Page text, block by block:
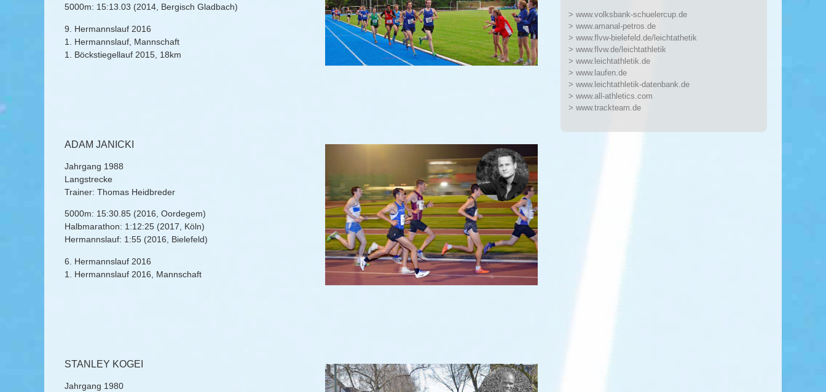
5000m: 15:13.03 (2014, Bergisch Gladbach)
9. Hermannslauf 2016
1. Hermannslauf, Mannschaft
1. Böckstiegellauf 2015, 18km
ADAM JANICKI
Jahrgang 1988
Langstrecke
Trainer: Thomas Heidbreder
5000m: 15:30.85 (2016, Oordegem)
Halbmarathon: 1:12:25 (2017, Köln)
Hermannslauf: 1:55 (2016, Bielefeld)
6. Hermannslauf 2016
1. Hermannslauf 2016, Mannschaft
STANLEY KOGEI
Jahrgang 1980
> www.volksbank-schuelercup.de
> www.amanal-petros.de
> www.flvw-bielefeld.de/leichtathetik
> www.flvw.de/leichtathletik
> www.leichtathletik.de
> www.laufen.de
> www.leichtathletik-datenbank.de
> www.all-athletics.com
> www.trackteam.de